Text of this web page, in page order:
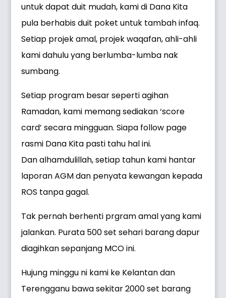
untuk dapat duit mudah, kami di Dana Kita
pula berhabis duit poket untuk tambah infaq.
Setiap projek amal, projek waqafan, ahli-ahli
kami dahulu yang berlumba-lumba nak
sumbang.
Setiap program besar seperti agihan
Ramadan, kami memang sediakan ‘score
card’ secara mingguan. Siapa follow page
rasmi Dana Kita pasti tahu hal ini.
Dan alhamdulillah, setiap tahun kami hantar
laporan AGM dan penyata kewangan kepada
ROS tanpa gagal.
Tak pernah berhenti prgram amal yang kami
jalankan. Purata 500 set sehari barang dapur
diagihkan sepanjang MCO ini.
Hujung minggu ni kami ke Kelantan dan
Terengganu bawa sekitar 2000 set barang